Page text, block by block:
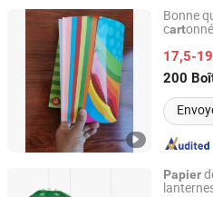
Bonne
cart
17,5-
200
Qingdao Newxinker
Shandong, China
Papier